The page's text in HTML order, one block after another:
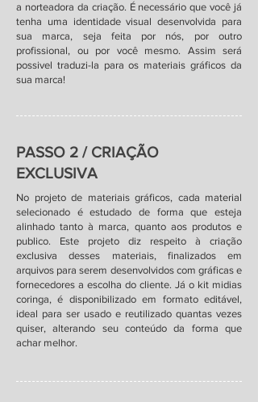
a norteadora da criação. É necessário que você já
tenha uma identidade visual desenvolvida para
sua marca, seja feita por nós, por outro
profissional, ou por você mesmo. Assim será
possivel traduzi-la para os materiais gráficos da
sua marca!
PASSO 2 / CRIAÇÃO
EXCLUSIVA
No projeto de materiais gráficos, cada material
selecionado é estudado de forma que esteja
alinhado tanto à marca, quanto aos produtos e
publico. Este projeto diz respeito à criação
exclusiva desses materiais, finalizados em
arquivos para serem desenvolvidos com gráficas e
fornecedores a escolha do cliente. Já o kit midias
coringa, é disponibilizado em formato editável,
ideal para ser usado e reutilizado quantas vezes
quiser, alterando seu conteúdo da forma que
achar melhor.